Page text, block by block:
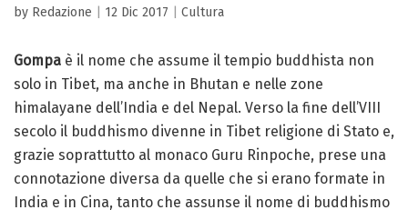
by Redazione 12 Dic 2017 Cultura
Gompa è il nome che assume il tempio buddhista non
solo in Tibet, ma anche in Bhutan e nelle zone
himalayane dell’India e del Nepal. Verso la fine dell’VIII
secolo il buddhismo divenne in Tibet religione di Stato e,
grazie soprattutto al monaco Guru Rinpoche, prese una
connotazione diversa da quelle che si erano formate in
India e in Cina, tanto che assunse il nome di buddhismo